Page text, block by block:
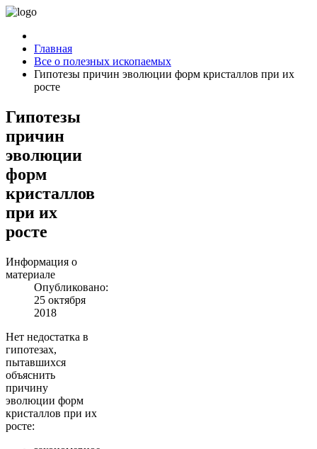
Главная
Все о полезных ископаемых
Гипотезы причин эволюции форм кристаллов при их
росте
Гипотезы
причин
эволюции
форм
кристаллов
при их
росте
Информация о
материале
Опубликовано:
25 октября
2018
Нет недостатка в
гипотезах,
пытавшихся
объяснить
причину
эволюции форм
кристаллов при их
росте: